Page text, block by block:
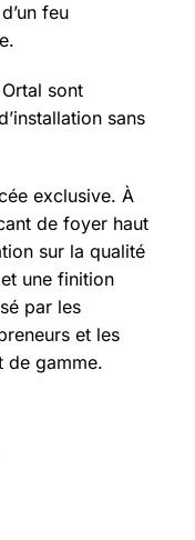
feu
sont
sans
exclusive. À
de foyer haut
sur la qualité
une finition
par les
et les
de gamme.